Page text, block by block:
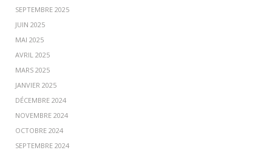
SEPTEMBRE 2025
JUIN 2025
MAI 2025
AVRIL 2025
MARS 2025
JANVIER 2025
DÉCEMBRE 2024
NOVEMBRE 2024
OCTOBRE 2024
SEPTEMBRE 2024